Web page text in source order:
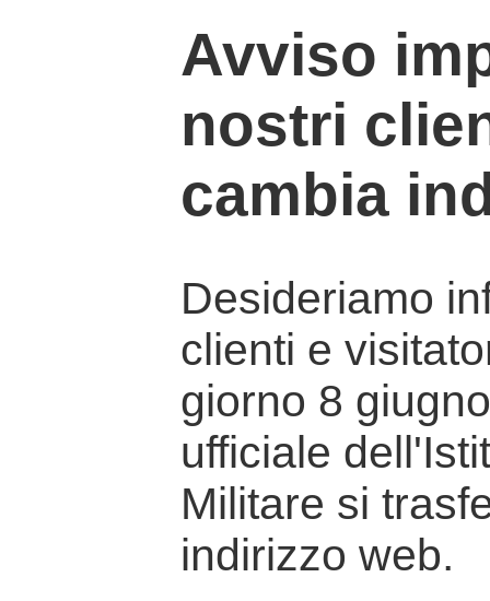
Avviso
nostri
cambia
Desideriamo
clienti e
giorno 8
ufficiale
Militare si
indirizzo web.